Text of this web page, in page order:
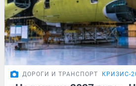
ДОРОГИ И ТРАНСПОРТ КРИЗИС-